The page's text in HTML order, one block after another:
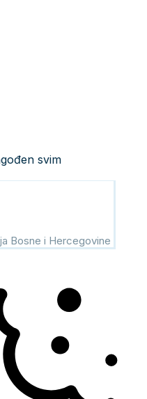
svim
Bosne i Hercegovine